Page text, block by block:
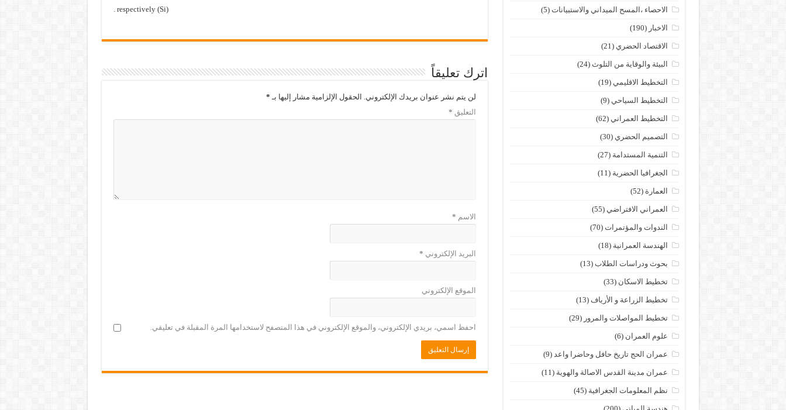
(Si) respectively .
اترك تعليقاً
لن يتم نشر عنوان بريدك الإلكتروني. الحقول الإلزامية مشار إليها بـ *
التعليق *
الاسم *
البريد الإلكتروني *
الموقع الإلكتروني
احفظ اسمي، بريدي الإلكتروني، والموقع الإلكتروني في هذا المتصفح لاستخدامها المرة المقبلة في تعليقي.
الاحصاء ،المسح الميداني والاستبيانات (5)
الاخبار (190)
الاقتصاد الحضري (21)
البيئة والوقاية من التلوث (24)
التخطيط الاقليمي (19)
التخطيط السياحي (9)
التخطيط العمراني (62)
التصميم الحضري (30)
التنمية المستدامة (27)
الجغرافيا الحضرية (11)
العمارة (52)
العمراني الافتراضي (55)
الندوات والمؤتمرات (70)
الهندسة العمرانية (18)
بحوث ودراسات الطلاب (13)
تخطيط الاسكان (33)
تخطيط الزراعة و الأرياف (13)
تخطيط المواصلات والمرور (29)
علوم العمران (6)
عمران الحج تاريخ حافل وحاضرا واعد (9)
عمران مدينة القدس الاصالة والهوية (11)
نظم المعلومات الجغرافية (45)